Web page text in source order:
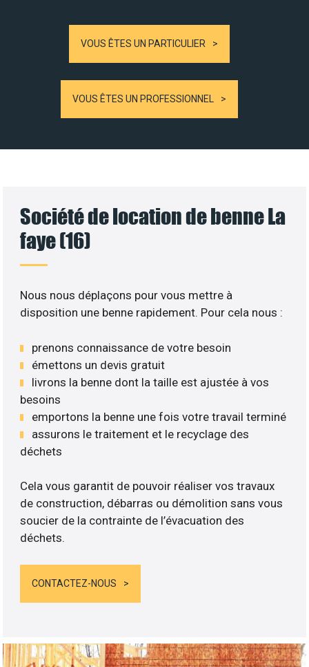
VOUS ÊTES UN PARTICULIER
VOUS ÊTES UN PROFESSIONNEL
Société de location de benne La
faye (16)
Nous nous déplaçons pour vous mettre à
disposition une benne rapidement. Pour cela nous :
prenons connaissance de votre besoin
émettons un devis gratuit
livrons la benne dont la taille est ajustée à vos
besoins
emportons la benne une fois votre travail terminé
assurons le traitement et le recyclage des
déchets
Cela vous garantit de pouvoir réaliser vos travaux
de construction, débarras ou démolition sans vous
soucier de la contrainte de l’évacuation des
déchets.
CONTACTEZ-NOUS